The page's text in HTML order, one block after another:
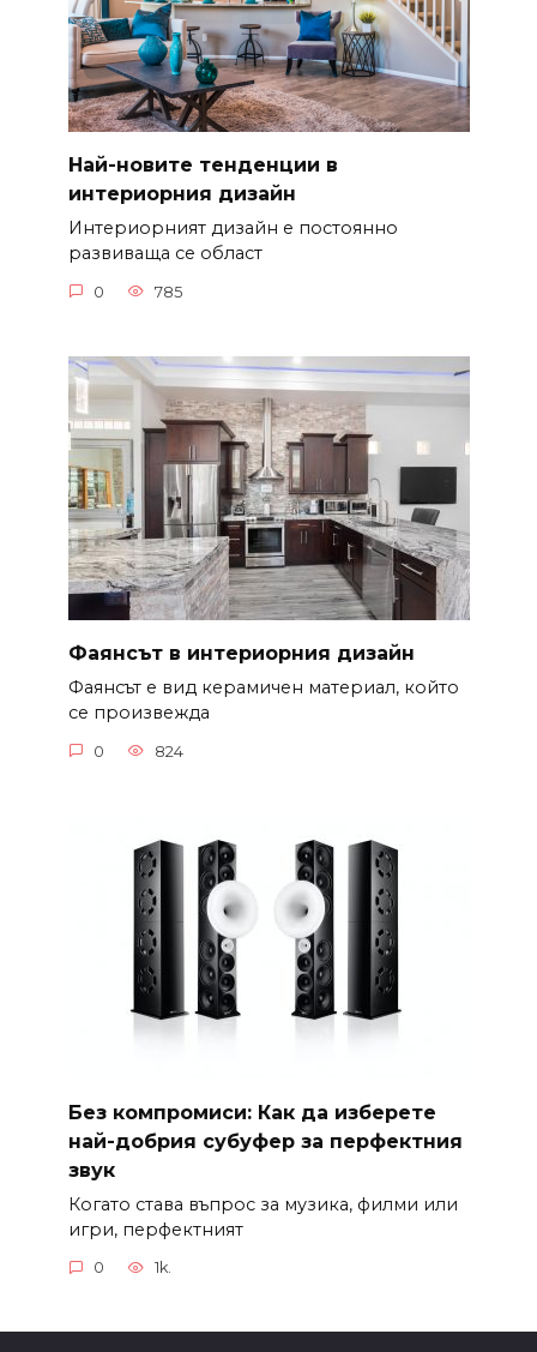
Най-новите тенденции в
интериорния дизайн
Интериорният дизайн е постоянно
развиваща се област
0 785
Фаянсът в интериорния дизайн
Фаянсът е вид керамичен материал, който
се произвежда
0 824
Без компромиси: Как да изберете
най-добрия субуфер за перфектния
звук
Когато става въпрос за музика, филми или
игри, перфектният
0 1k.